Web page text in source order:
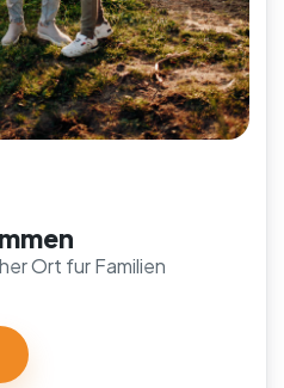
Ort fur Familien